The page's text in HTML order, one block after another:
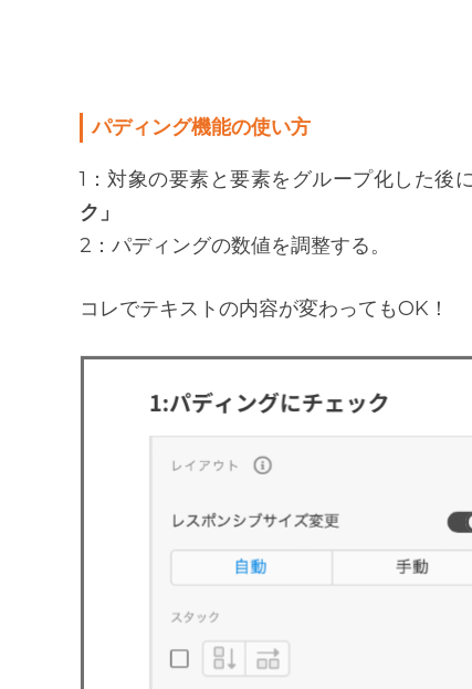
パディング機能の使い方
1：対象の要素と要素をグループ化した後
ク」
2：パディングの数値を調整する。
コレでテキストの内容が変わってもOK！